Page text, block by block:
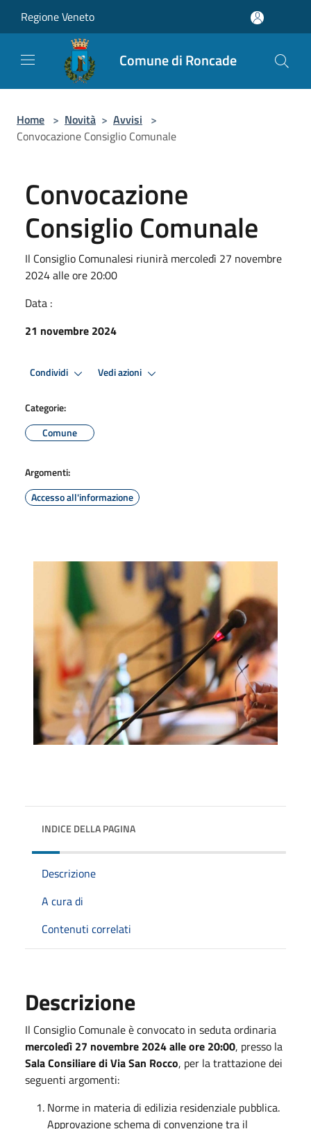
Regione Veneto
Comune di Roncade
Home > Novità > Avvisi >
Convocazione Consiglio Comunale
Convocazione
Consiglio Comunale
Il Consiglio Comunalesi riunirà mercoledì 27 novembre
2024 alle ore 20:00
Data :
21 novembre 2024
Condividi Vedi azioni
Categorie:
Comune
Argomenti:
Accesso all'informazione
INDICE DELLA PAGINA
Descrizione
A cura di
Contenuti correlati
Descrizione
Il Consiglio Comunale è convocato in seduta ordinaria
mercoledì 27 novembre 2024 alle ore 20:00, presso la
Sala Consiliare di Via San Rocco, per la trattazione dei
seguenti argomenti:
Norme in materia di edilizia residenziale pubblica.
Approvazione schema di convenzione tra il